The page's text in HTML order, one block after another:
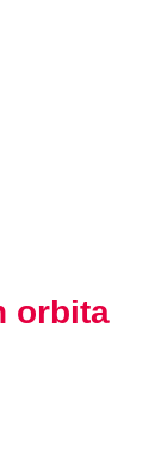
orbita